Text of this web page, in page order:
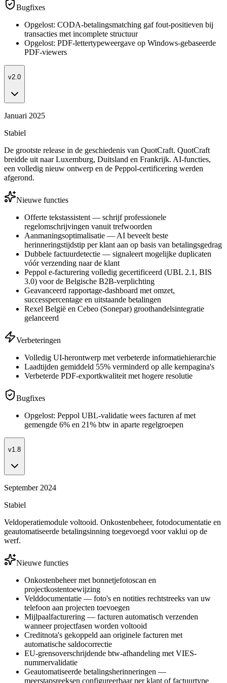
Bugfixes
Opgelost: CODA-betalingsmatching gaf fout-positieven bij
transacties met incomplete structuur
Opgelost: PDF-lettertypeweergave op Windows-gebaseerde
PDF-viewers
v2.0
Januari 2025
Stabiel
De grootste release in de geschiedenis van QuotCraft. QuotCraft
breidde uit naar Luxemburg, Duitsland en Frankrijk. AI-functies,
een volledig nieuw ontwerp en de Peppol-certificering werden
afgerond.
Nieuwe functies
Offerte tekstassistent — schrijf professionele
regelomschrijvingen vanuit trefwoorden
Aanmaningsoptimalisatie — AI beveelt beste
herinneringstijdstip per klant aan op basis van betalingsgedrag
Dubbele factuurdetectie — signaleert mogelijke duplicaten
vóór verzending naar de klant
Peppol e-facturering volledig gecertificeerd (UBL 2.1, BIS
3.0) voor de Belgische B2B-verplichting
Geavanceerd rapportage-dashboard met omzet,
successpercentage en uitstaande betalingen
Rexel België en Cebeo (Sonepar) groothandelsintegratie
gelanceerd
Verbeteringen
Volledig UI-herontwerp met verbeterde informatiehierarchie
Laadtijden gemiddeld 55% verminderd op alle kernpagina's
Verbeterde PDF-exportkwaliteit met hogere resolutie
Bugfixes
Opgelost: Peppol UBL-validatie wees facturen af met
gemengde 6% en 21% btw in aparte regelgroepen
v1.8
September 2024
Stabiel
Veldoperatiemodule voltooid. Onkostenbeheer, fotodocumentatie en
geautomatiseerde betalingsinning toegevoegd voor vaklui op de
werf.
Nieuwe functies
Onkostenbeheer met bonnetjefotoscan en
projectkostentoewijzing
Velddocumentatie — foto's en notities rechtstreeks van uw
telefoon aan projecten toevoegen
Mijlpaalfacturering — facturen automatisch verzenden
wanneer projectfasen worden voltooid
Creditnota's gekoppeld aan originele facturen met
automatische saldocorrectie
EU-grensoverschrijdende btw-afhandeling met VIES-
nummervalidatie
Geautomatiseerde betalingsherinneringen —
meerstapsreeksen configureerbaar per klant of factuurtype